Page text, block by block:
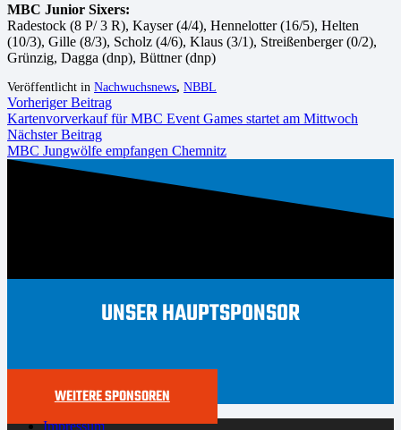
MBC Junior Sixers:
Radestock (8 P/ 3 R), Kayser (4/4), Hennelotter (16/5), Helten
(10/3), Gille (8/3), Scholz (4/6), Klaus (3/1), Streißenberger (0/2),
Grünzig, Dagga (dnp), Büttner (dnp)
Veröffentlicht in Nachwuchsnews, NBBL
Vorheriger Beitrag
Kartenvorverkauf für MBC Event Games startet am Mittwoch
Nächster Beitrag
MBC Jungwölfe empfangen Chemnitz
UNSER HAUPTSPONSOR
WEITERE SPONSOREN
Impressum